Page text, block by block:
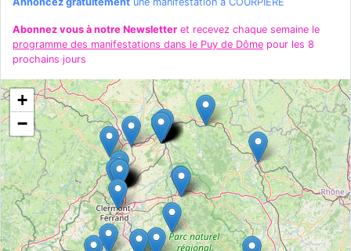
Abonnez vous à notre Newsletter et recevez chaque semaine le
programme des manifestations dans le Puy de Dôme pour les 8
prochains jours
+
−